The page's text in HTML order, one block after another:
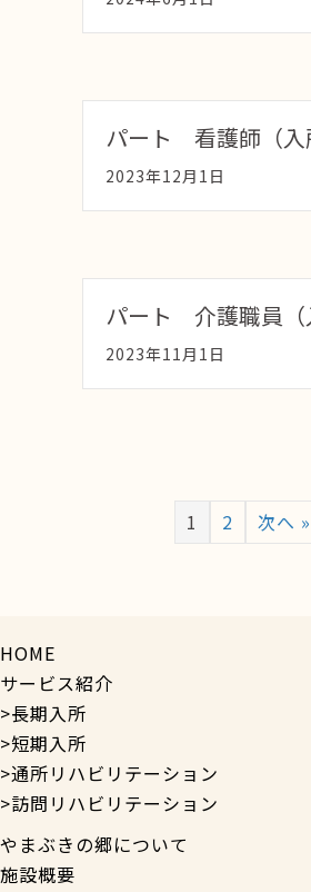
パート 看護師（入
2023年12月1日
パート 介護職員（
2023年11月1日
1 2 次へ »
HOME
サービス紹介
>長期入所
>短期入所
>通所リハビリテーション
>訪問リハビリテーション
やまぶきの郷について
施設概要